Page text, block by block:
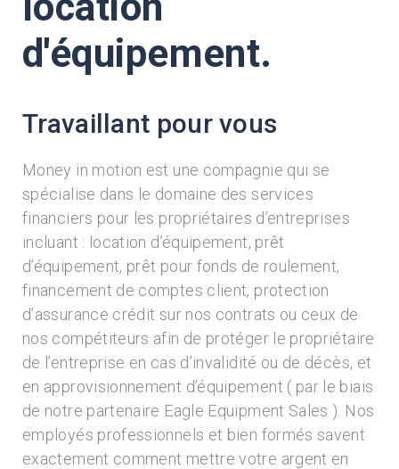
d'équipement.
Travaillant pour vous
Money in motion est une compagnie qui se
spécialise dans le domaine des services
financiers pour les propriétaires d’entreprises
incluant : location d’équipement, prêt
d’équipement, prêt pour fonds de roulement,
financement de comptes client, protection
d’assurance crédit sur nos contrats ou ceux de
nos compétiteurs afin de protéger le propriétaire
de l’entreprise en cas d’invalidité ou de décès, et
en approvisionnement d’équipement ( par le biais
de notre partenaire Eagle Equipment Sales ). Nos
employés professionnels et bien formés savent
exactement comment mettre votre argent en